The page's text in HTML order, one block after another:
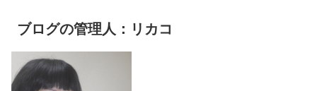
ブログの管理人：リカコ